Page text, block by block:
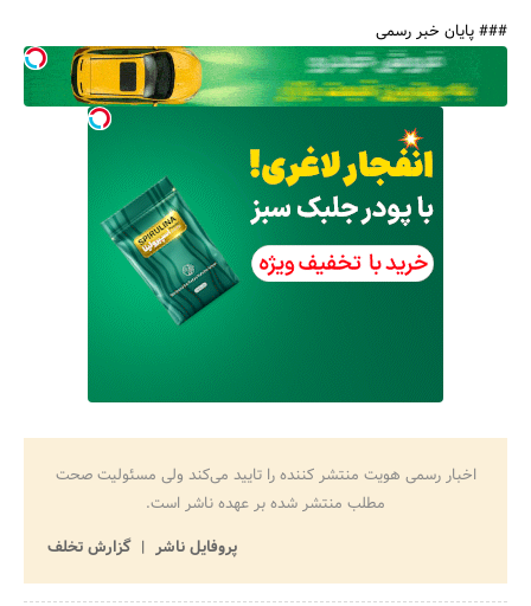
### پایان خبر رسمی
اخبار رسمی هویت منتشر کننده را تایید می‌کند ولی مسئولیت صحت
مطلب منتشر شده بر عهده ناشر است.
پروفایل ناشر
گزارش تخلف